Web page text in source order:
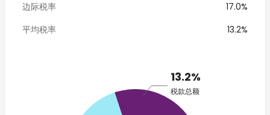
边际税率
17.0%
平均税率
13.2%
13.2%
税款总额